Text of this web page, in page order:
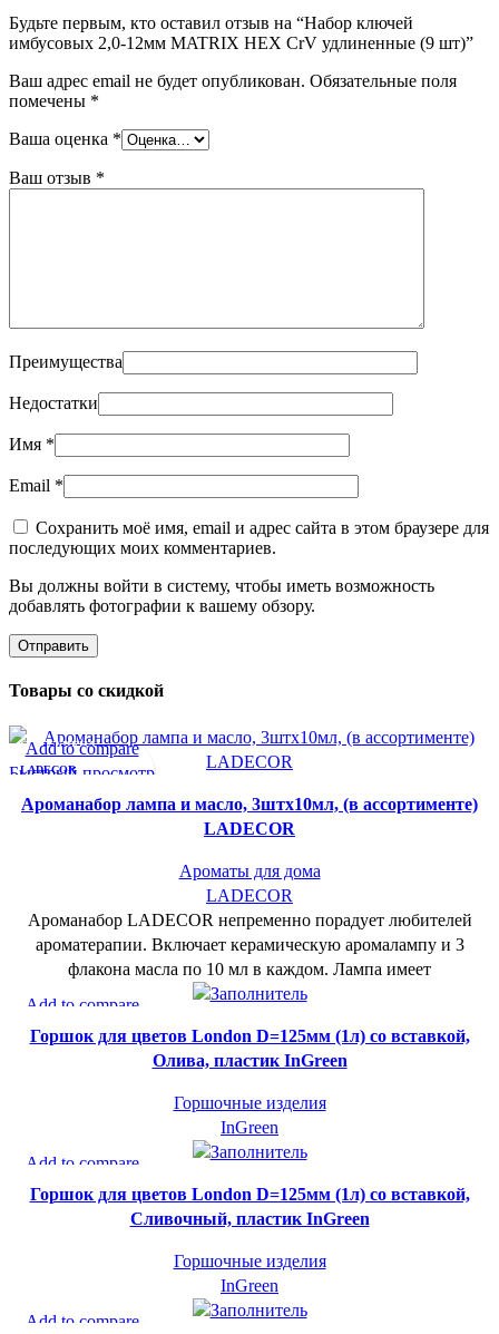
Будьте первым, кто оставил отзыв на “Набор ключей
имбусовых 2,0-12мм MATRIX HEX CrV удлиненные (9 шт)”
Ваш адрес email не будет опубликован. Обязательные поля
помечены *
Ваша оценка *
Ваш отзыв *
Преимущества
Недостатки
Имя *
Email *
Сохранить моё имя, email и адрес сайта в этом браузере для
последующих моих комментариев.
Вы должны войти в систему, чтобы иметь возможность
добавлять фотографии к вашему обзору.
Товары со скидкой
СУПЕР-ЦЕНА
LADECOR
Add to compare
Быстрый просмотр
В желаемое
Ароманабор лампа и масло, 3штx10мл, (в ассортименте)
LADECOR
Ароматы для дома
LADECOR
Ароманабор LADECOR непременно порадует любителей
ароматерапии. Включает керамическую аромалампу и 3
флакона масла по 10 мл в каждом. Лампа имеет
СУПЕР-ЦЕНА
Add to compare
Быстрый просмотр
Горшок для цветов London D=125мм (1л) со вставкой,
Олива, пластик InGreen
Горшочные изделия
InGreen
СУПЕР-ЦЕНА
Add to compare
Быстрый просмотр
Горшок для цветов London D=125мм (1л) со вставкой,
Сливочный, пластик InGreen
Горшочные изделия
InGreen
СУПЕР-ЦЕНА
Add to compare